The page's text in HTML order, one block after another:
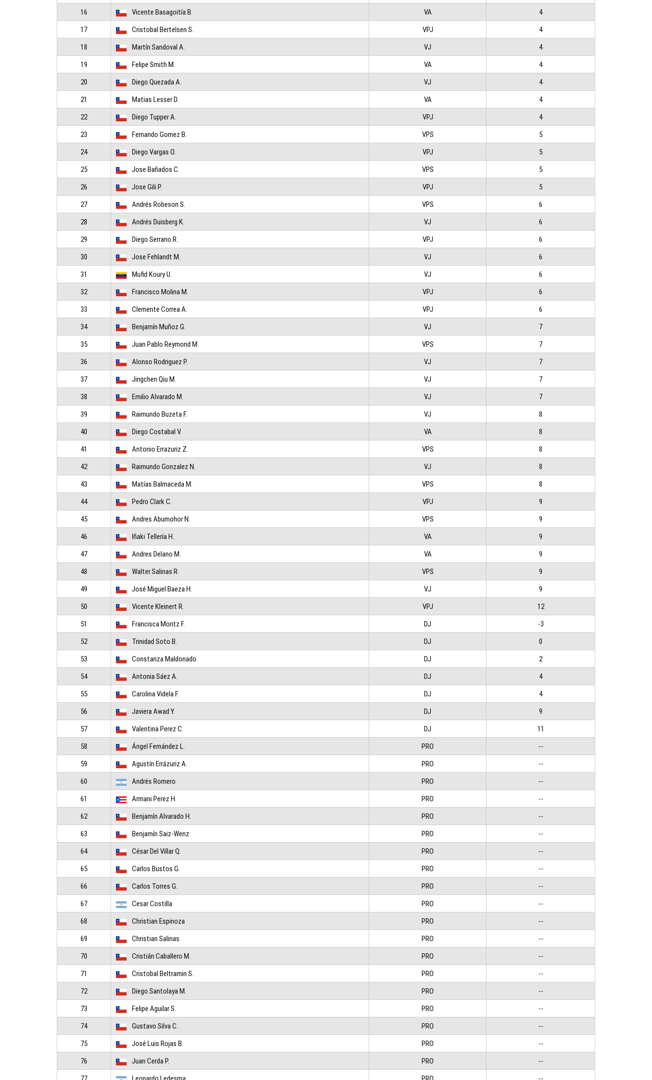
16
Vicente Basagoitía B. VA
4
17
Cristobal Bertelsen S. VPJ
4
18
Martín Sandoval A. VJ
4
19
Felipe Smith M. VA
4
20
Diego Quezada A. VJ
4
21
Matias Lesser D. VA
4
22
Diego Tupper A. VPJ
4
23
Fernando Gomez B. VPS
5
24
Diego Vargas O. VPJ
5
25
Jose Bañados C. VPS
5
26
Jose Gili P. VPJ
5
27
Andrés Robeson S. VPS
6
28
Andrés Duisberg K. VJ
6
29
Diego Serrano R. VPJ
6
30
Jose Fehlandt M. VJ
6
31
Mufid Koury U. VJ
6
32
Francisco Molina M. VPJ
6
33
Clemente Correa A. VPJ
6
34
Benjamín Muñoz G. VJ
7
35
Juan Pablo Reymond M. VPS
7
36
Alonso Rodriguez P. VJ
7
37
Jingchen Qiu M. VJ
7
38
Emilio Alvarado M. VJ
7
39
Raimundo Buzeta F. VJ
8
40
Diego Costabal V. VA
8
41
Antonio Errazuriz Z. VPS
8
42
Raimundo Gonzalez N. VJ
8
43
Matías Balmaceda M. VPS
8
44
Pedro Clark C. VPJ
9
45
Andres Abumohor N. VPS
9
46
Iñaki Tellería H. VA
9
47
Andres Delano M. VA
9
48
Walter Salinas R. VPS
9
49
José Miguel Baeza H. VJ
9
50
Vicente Kleinert R. VPJ
12
51
Francisca Moritz F. DJ
-3
52
Trinidad Soto B. DJ
0
53
Constanza Maldonado DJ
2
54
Antonia Sáez A. DJ
4
55
Carolina Videla F. DJ
4
56
Javiera Awad Y. DJ
9
57
Valentina Perez C. DJ
11
58
Ángel Fernández L. PRO
--
59
Agustín Errázuriz A. PRO
--
60
Andrés Romero PRO
--
61
Armani Perez H. PRO
--
62
Benjamín Alvarado H. PRO
--
63
Benjamín Saiz-Wenz PRO
--
64
César Del Villar Q. PRO
--
65
Carlos Bustos G. PRO
--
66
Carlos Torres G. PRO
--
67
Cesar Costilla PRO
--
68
Christian Espinoza PRO
--
69
Christian Salinas PRO
--
70
Cristián Caballero M. PRO
--
71
Cristobal Beltramin S. PRO
--
72
Diego Santolaya M. PRO
--
73
Felipe Aguilar S. PRO
--
74
Gustavo Silva C. PRO
--
75
José Luis Rojas B. PRO
--
76
Juan Cerda P. PRO
--